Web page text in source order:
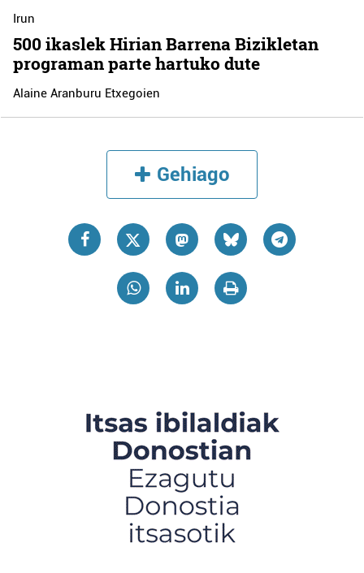
Irun
500 ikaslek Hirian Barrena Bizikletan
programan parte hartuko dute
Alaine Aranburu Etxegoien
Gehiago